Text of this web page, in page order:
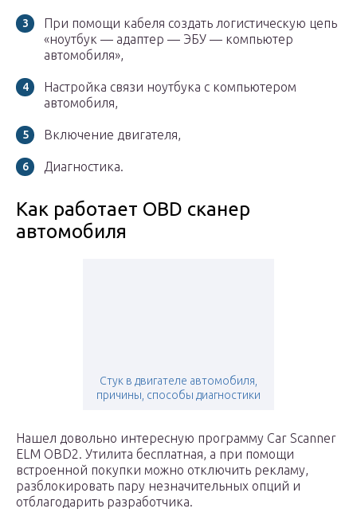
При помощи кабеля создать логистическую цепь
«ноутбук — адаптер — ЭБУ — компьютер
автомобиля»,
Настройка связи ноутбука с компьютером
автомобиля,
Включение двигателя,
Диагностика.
Как работает OBD сканер
автомобиля
Стук в двигателе автомобиля,
причины, способы диагностики
Нашел довольно интересную программу Car Scanner
ELM OBD2. Утилита бесплатная, а при помощи
встроенной покупки можно отключить рекламу,
разблокировать пару незначительных опций и
отблагодарить разработчика.